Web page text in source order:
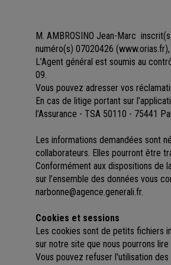
M. AMBROSINO Jean-Marc
numéro(s) 07020426 (www.orias.fr
L’Agent général est soumis au
09.
Vous pouvez adresser vos
En cas de litige portant sur
l’Assurance - TSA 50110 - 75441
Les informations demandées sont
collaborateurs. Elles pourront être
Conformément aux dispositions de
sur l’ensemble des données vous
narbonne@agence.generali.fr.
Cookies et sessions
Les cookies sont de petits fichiers
sur notre site que nous pourrons
Vous pouvez refuser l'utilisation